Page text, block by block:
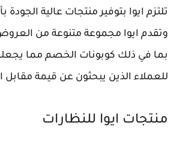
تلتزم ايوا بتوفير منتجات عالية
وتقدم ايوا مجموعة متنوعة من
بما في ذلك كوبونات الخصم مما
للعملاء الذين يبحثون عن قيمة مقابل
منتجات ايوا للنظارات